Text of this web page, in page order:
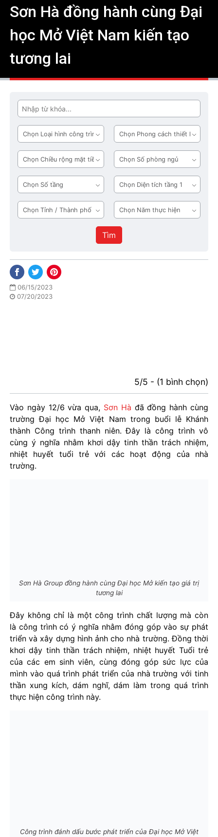
Sơn Hà đồng hành cùng Đại
học Mở Việt Nam kiến tạo
tương lai
Tìm
Loại
hình
công
trình
Phong
cách
thiết
kế
Chiều
rộng
mặt
tiền
Số
phòng
ngủ
Số
tầng
Diện
tích
tầng
1
Tỉnh
/
Năm
thực
hiện
Tìm
06/15/2023
07/20/2023
5/5 - (1 bình chọn)
Vào ngày 12/6 vừa qua, Sơn Hà đã đồng hành cùng
trường Đại học Mở Việt Nam trong buổi lễ Khánh
thành Công trình thanh niên. Đây là công trình vô
cùng ý nghĩa nhằm khơi dậy tinh thần trách nhiệm,
nhiệt huyết tuổi trẻ với các hoạt động của nhà
trường.
Sơn Hà Group đồng hành cùng Đại học Mở kiến tạo giá trị
tương lai
Đây không chỉ là một công trình chất lượng mà còn
là công trình có ý nghĩa nhằm đóng góp vào sự phát
triển và xây dựng hình ảnh cho nhà trường. Đồng thời
khơi dậy tinh thần trách nhiệm, nhiệt huyết Tuổi trẻ
của các em sinh viên, cùng đóng góp sức lực của
mình vào quá trình phát triển của nhà trường với tinh
thần xung kích, dám nghĩ, dám làm trong quá trình
thực hiện công trình này.
Công trình đánh dấu bước phát triển của Đại học Mở Việt